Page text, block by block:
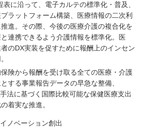
表に沿って、電子カルテの標準化・普及、
ラットフォーム構築、医療情報の二次利
進。その際、今後の医療介護の複合化を
連携できるよう介護情報を標準化。医
のDX実装を促すために報酬上のインセン
険から報酬を受け取る全ての医療・介護
する事業報告データの早急な整備、
法に基づく国際比較可能な保健医療支出
着実な推進。
ノベーション創出